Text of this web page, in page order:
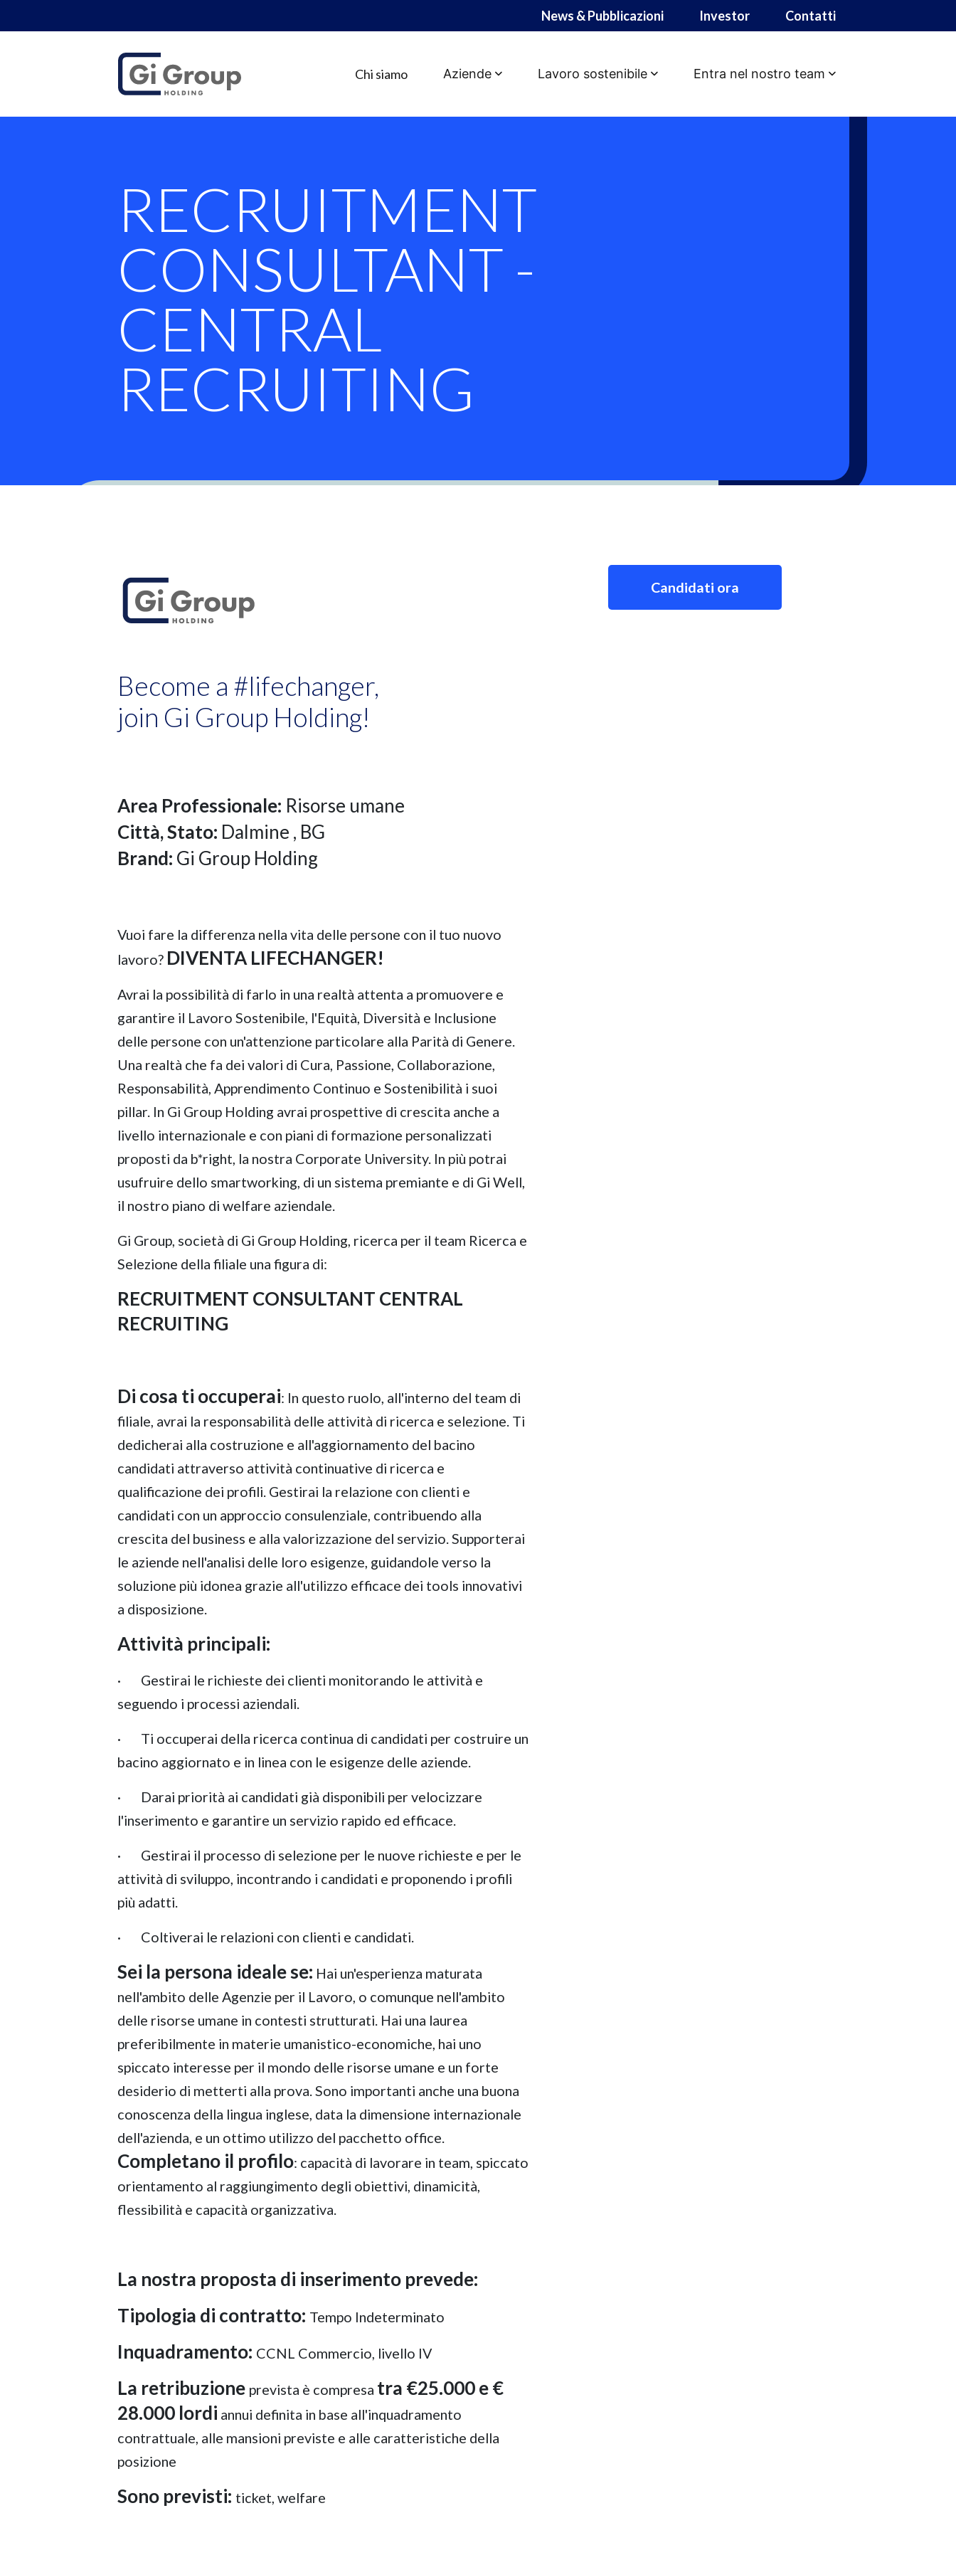
News & Pubblicazioni Investor Contatti
Chi siamo Aziende Lavoro sostenibile Entra nel nostro team
RECRUITMENT
CONSULTANT -
CENTRAL
RECRUITING
Become a #lifechanger,
join Gi Group Holding!
Area Professionale: Risorse umane
Città, Stato: Dalmine , BG
Brand: Gi Group Holding
Vuoi fare la differenza nella vita delle persone con il tuo nuovo
lavoro? DIVENTA LIFECHANGER!
Avrai la possibilità di farlo in una realtà attenta a promuovere e
garantire il Lavoro Sostenibile, l'Equità, Diversità e Inclusione
delle persone con un'attenzione particolare alla Parità di Genere.
Una realtà che fa dei valori di Cura, Passione, Collaborazione,
Responsabilità, Apprendimento Continuo e Sostenibilità i suoi
pillar. In Gi Group Holding avrai prospettive di crescita anche a
livello internazionale e con piani di formazione personalizzati
proposti da b*right, la nostra Corporate University. In più potrai
usufruire dello smartworking, di un sistema premiante e di Gi Well,
il nostro piano di welfare aziendale.
Gi Group, società di Gi Group Holding, ricerca per il team Ricerca e
Selezione della filiale una figura di:
RECRUITMENT CONSULTANT CENTRAL
RECRUITING
Di cosa ti occuperai: In questo ruolo, all'interno del team di
filiale, avrai la responsabilità delle attività di ricerca e selezione. Ti
dedicherai alla costruzione e all'aggiornamento del bacino
candidati attraverso attività continuative di ricerca e
qualificazione dei profili. Gestirai la relazione con clienti e
candidati con un approccio consulenziale, contribuendo alla
crescita del business e alla valorizzazione del servizio. Supporterai
le aziende nell'analisi delle loro esigenze, guidandole verso la
soluzione più idonea grazie all'utilizzo efficace dei tools innovativi
a disposizione.
Attività principali:
· Gestirai le richieste dei clienti monitorando le attività e
seguendo i processi aziendali.
· Ti occuperai della ricerca continua di candidati per costruire un
bacino aggiornato e in linea con le esigenze delle aziende.
· Darai priorità ai candidati già disponibili per velocizzare
l'inserimento e garantire un servizio rapido ed efficace.
· Gestirai il processo di selezione per le nuove richieste e per le
attività di sviluppo, incontrando i candidati e proponendo i profili
più adatti.
· Coltiverai le relazioni con clienti e candidati.
Sei la persona ideale se: Hai un'esperienza maturata
nell'ambito delle Agenzie per il Lavoro, o comunque nell'ambito
delle risorse umane in contesti strutturati. Hai una laurea
preferibilmente in materie umanistico-economiche, hai uno
spiccato interesse per il mondo delle risorse umane e un forte
desiderio di metterti alla prova. Sono importanti anche una buona
conoscenza della lingua inglese, data la dimensione internazionale
dell'azienda, e un ottimo utilizzo del pacchetto office.
Completano il profilo: capacità di lavorare in team, spiccato
orientamento al raggiungimento degli obiettivi, dinamicità,
flessibilità e capacità organizzativa.
La nostra proposta di inserimento prevede:
Tipologia di contratto: Tempo Indeterminato
Inquadramento: CCNL Commercio, livello IV
La retribuzione prevista è compresa tra €25.000 e €
28.000 lordi annui definita in base all'inquadramento
contrattuale, alle mansioni previste e alle caratteristiche della
posizione
Sono previsti: ticket, welfare
Candidati ora